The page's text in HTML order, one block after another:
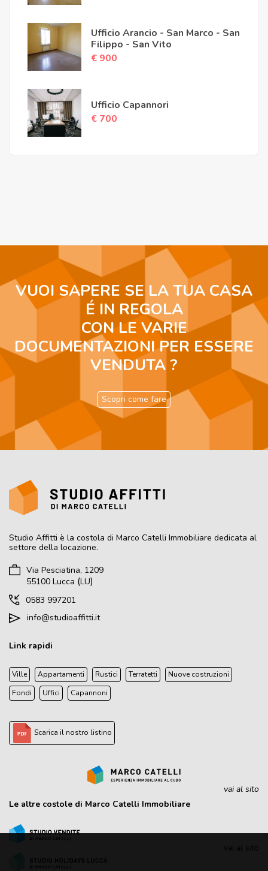
Ufficio Arancio - San Marco - San
Filippo - San Vito
€ 900
Ufficio Capannori
€ 700
VUOI SAPERE SE LA TUA CASA
É IN REGOLA
CON LE VARIE
DOCUMENTAZIONI PER ESSERE
VENDUTA ?
Scopri come fare
Studio Affitti è la costola di Marco Catelli Immobiliare dedicata al
settore della locazione.
Via Pesciatina, 1209
55100 Lucca (LU)
0583 997201
info@studioaffitti.it
Link rapidi
Ville Appartamenti Rustici Terratetti
Nuove costruzioni
Fondi
Uffici Capannoni
Scarica il nostro listino
vai al sito
Le altre costole di Marco Catelli Immobiliare